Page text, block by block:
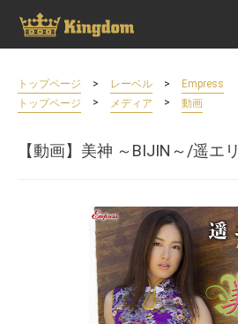
トップページ > レーベル >
Empress
トップページ
> メディア > 動画
【動画】美神 ～BIJIN～/遥エリ